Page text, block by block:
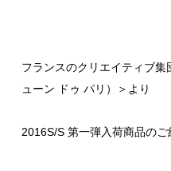
フランスのクリエイティブ
ューン ドゥ パリ）＞より
2016S/S 第一弾入荷商品のご